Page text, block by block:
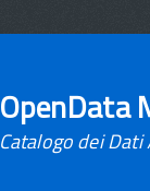
OpenData
Catalogo dei Dati